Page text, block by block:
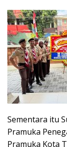
Sementara itu
Pramuka
Pramuka Kota